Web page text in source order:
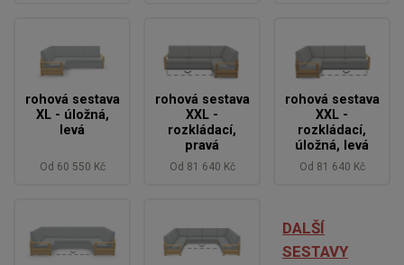
rohová sestava
XL - úložná,
levá
Od 60 550 Kč
rohová sestava
XXL -
rozkládací,
pravá
Od 81 640 Kč
rohová sestava
XXL -
rozkládací,
úložná, levá
Od 81 640 Kč
DALŠÍ
SESTAVY